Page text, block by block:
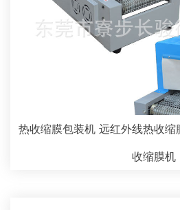
热收缩膜包装机 远红外线热收
收缩膜机